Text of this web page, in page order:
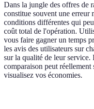
Dans la jungle des offres de
constitue souvent une erreur
conditions différentes qui
coût total de l'opération.
vous faire gagner un temps
les avis des utilisateurs sur
sur la qualité de leur service.
comparaison peut
visualisez vos économies.